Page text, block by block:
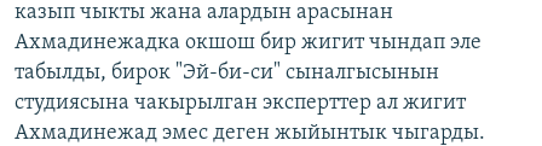
казып чыкты жана алардын арасынан
Ахмадинежадка окшош бир жигит чындап эле
табылды, бирок "Эй-би-си" сыналгысынын
студиясына чакырылган эксперттер ал жигит
Ахмадинежад эмес деген жыйынтык чыгарды.